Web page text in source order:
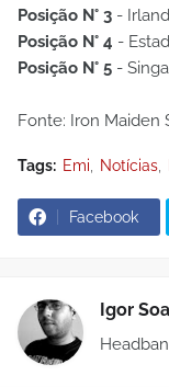
Posição N° 3 -
Posição N° 4 -
Posição N° 5 -
Fonte: Iron Maiden
Tags: Emi Notícias
Facebook
Igor